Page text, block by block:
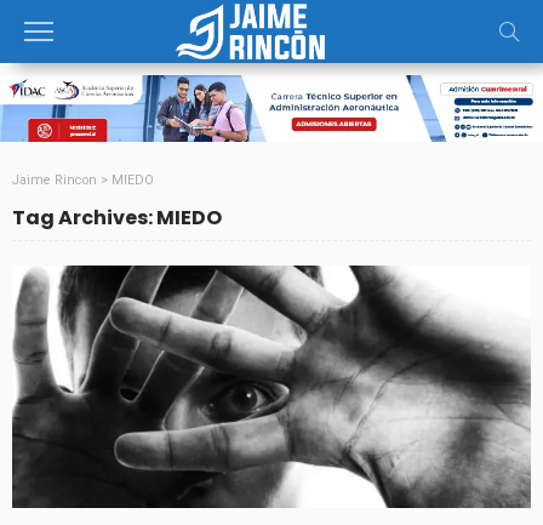
Jaime Rincon > MIEDO
Tag Archives: MIEDO